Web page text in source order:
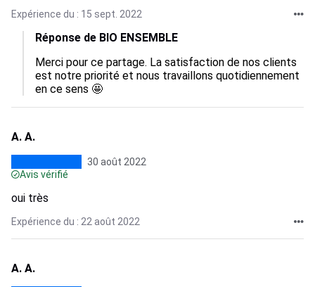
Expérience du : 15 sept. 2022
Réponse de BIO ENSEMBLE
Merci pour ce partage. La satisfaction de nos clients
est notre priorité et nous travaillons quotidiennement
en ce sens 🤩
A. A.
30 août 2022
Avis vérifié
oui très
Expérience du : 22 août 2022
A. A.